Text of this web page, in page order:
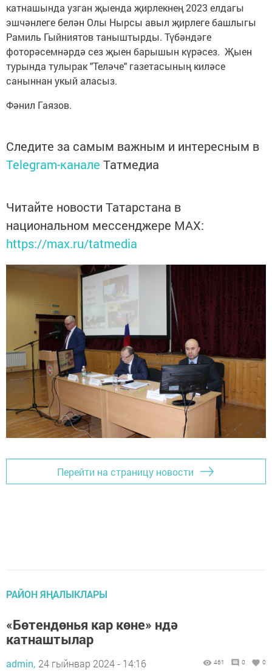
катнашында узган җыенда җирлекнең 2023 елдагы
эшчәнлеге белән Олы Нырсы авыл җирлеге башлыгы
Рамиль Гыйниятов таныштырды. Түбәндәге
фоторәсемнәрдә сез җыен барышын күрәсез. Җыен
турында тулырак "Теләче" газетасының киләсе
саныннан укый аласыз.
Фәнил Гаязов.
Следите за самым важным и интересным в
Telegram-канале Татмедиа
Читайте новости Татарстана в
национальном мессенджере MАХ:
https://max.ru/tatmedia
Перейти на страницу новости
РАЙОН ЯҢАЛЫКЛАРЫ
«Бөтендөнья кар көне» ндә
катнаштылар
admin, 24 гыйнвар 2024 - 14:16 461 0 0